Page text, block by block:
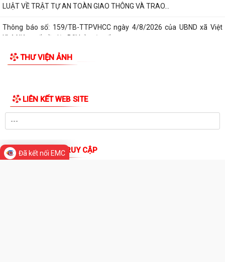
quả tháng 7 năm 2026 về thực hiện...
Thông báo số: 3561/TB-UBND ngày 6/8/2026 của UBND xã Việt Khê
Về việc tuyển chọn thực tập sinh nam...
XÃ VIỆT KHÊ TỔ CHỨC HỘI NGHỊ TUYÊN TRUYỀN PHỔ BIẾN PHÁP
Khê Niêm yết về việc Bãi bỏ một số...
Kế hoạch số 105-KH-ĐU ngày 25/5/2026 của Đảng ủy xã Việt Khê về
việc tuyên truyền thực hiện Chỉ thị...
Hướng dẫn sử dụng Cổng dịch vụ công quốc gia và tài khoản VNeID khi
thực hiện thủ tục hành chính
Đã kết nối EMC